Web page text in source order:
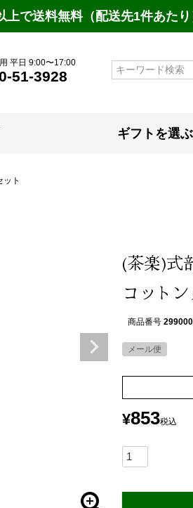
で送料無料（配送先1件あたり
平日 9:00〜17:00
51-3928
ギフトを選ぶ
ト
(茶楽)式
コット
商品番号
メール便
¥853税込